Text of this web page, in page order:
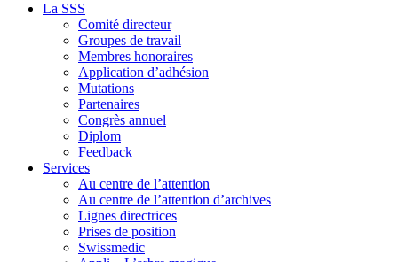
La SSS
Comité directeur
Groupes de travail
Membres honoraires
Application d’adhésion
Mutations
Partenaires
Congrès annuel
Diplom
Feedback
Services
Au centre de l’attention
Au centre de l’attention d’archives
Lignes directrices
Prises de position
Swissmedic